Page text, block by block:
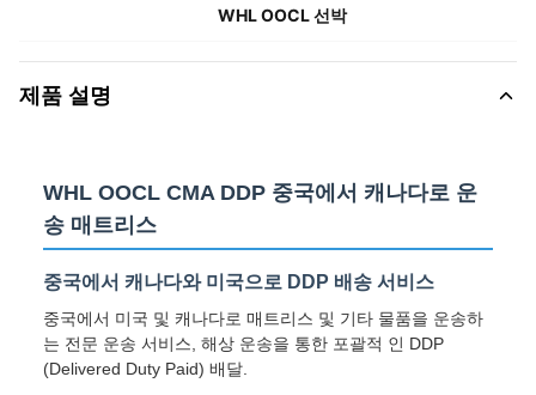
WHL OOCL 선박
제품 설명
WHL OOCL CMA DDP 중국에서 캐나다로 운
송 매트리스
중국에서 캐나다와 미국으로 DDP 배송 서비스
중국에서 미국 및 캐나다로 매트리스 및 기타 물품을 운송하
는 전문 운송 서비스, 해상 운송을 통한 포괄적 인 DDP
(Delivered Duty Paid) 배달.